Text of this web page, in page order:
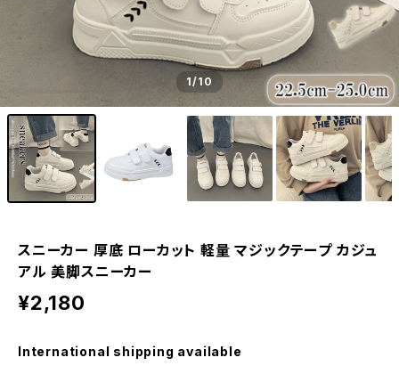
1/10
スニーカー 厚底 ローカット 軽量 マジックテープ カジュ
アル 美脚スニーカー
¥2,180
International shipping available